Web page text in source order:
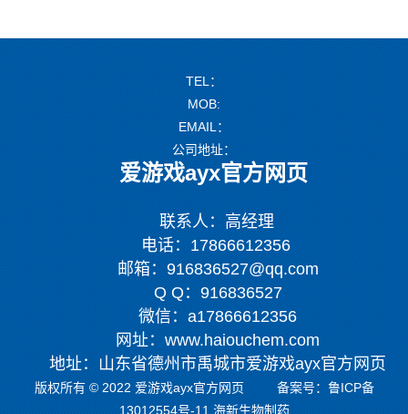
TEL：
MOB:
EMAIL：
公司地址：
爱游戏ayx官方网页
联系人：高经理
电话：17866612356
邮箱：916836527@qq.com
Q Q：916836527
微信：a17866612356
网址：www.haiouchem.com
地址：山东省德州市禹城市爱游戏ayx官方网页
版权所有 © 2022 爱游戏ayx官方网页 备案号： 鲁ICP备
13012554号-11 海新生物制药